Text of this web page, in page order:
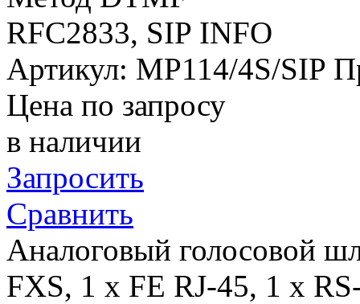
RFC2833, SIP INFO
Артикул: MP114/4S/SIP
Цена по запросу
в наличии
Запросить
Сравнить
Аналоговый голосовой
FXS, 1 x FE RJ-45, 1 x